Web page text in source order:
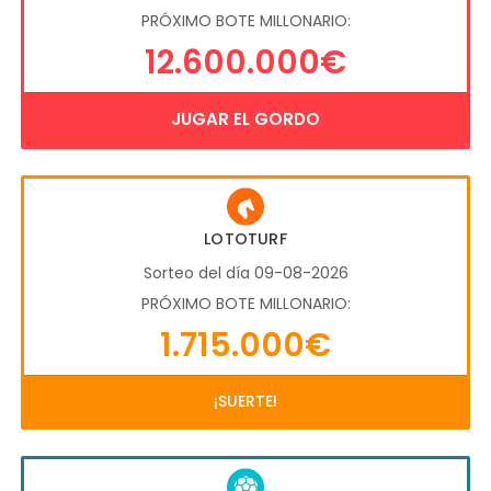
PRÓXIMO BOTE MILLONARIO:
12.600.000€
JUGAR EL GORDO
LOTOTURF
Sorteo del día 09-08-2026
PRÓXIMO BOTE MILLONARIO:
1.715.000€
¡SUERTE!